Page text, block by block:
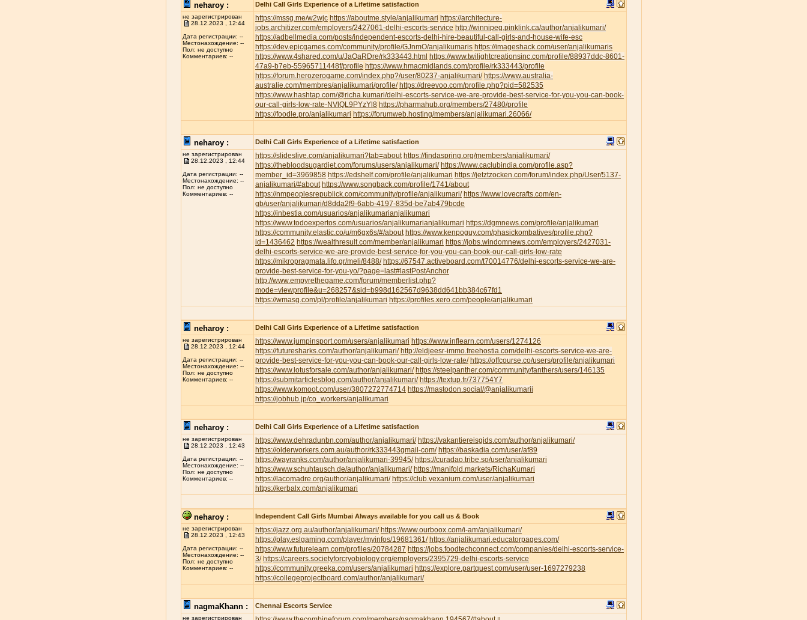
neharoy : Delhi Call Girls Experience of a Lifetime satisfaction
не зарегистрирован
28.12.2023 , 12:44
Дата регистрации: --
Местонахождение: --
Пол: не доступно
Комментариев: --
https://mssg.me/w2wjc https://aboutme.style/anjalikumari https://architecture-
jobs.architizer.com/employers/2427061-delhi-escorts-service http://winnipeg.pinklink.ca/author/anjalikumari/
https://adbellmedia.com/posts/independent-escorts-delhi-hire-beautiful-call-girls-and-house-wife-esc
https://dev.epicgames.com/community/profile/GJnmO/anjalikumaris https://imageshack.com/user/anjalikumaris
https://www.4shared.com/u/JaOaRDre/rk333443.html https://www.twilightcreationsinc.com/profile/88937ddc-8601-
47a9-b7eb-55965711448f/profile https://www.hmacmidlands.com/profile/rk333443/profile
https://forum.herozerogame.com/index.php?/user/80237-anjalikumari/ https://www.australia-
australie.com/membres/anjalikumari/profile/ https://dreevoo.com/profile.php?pid=582535
https://www.hashtap.com/@richa.kumari/delhi-escorts-service-we-are-provide-best-service-for-you-you-can-book-
our-call-girls-low-rate-NVlQL9PYzYl8 https://pharmahub.org/members/27480/profile
https://foodle.pro/anjalikumari https://forumweb.hosting/members/anjalikumari.26066/
neharoy : Delhi Call Girls Experience of a Lifetime satisfaction
не зарегистрирован
28.12.2023 , 12:44
Дата регистрации: --
Местонахождение: --
Пол: не доступно
Комментариев: --
https://slideslive.com/anjalikumari?tab=about https://findaspring.org/members/anjalikumari/
https://thebloodsugardiet.com/forums/users/anjalikumari/ https://www.caclubindia.com/profile.asp?
member_id=3969858 https://edshelf.com/profile/anjalikumari https://jetztzocken.com/forum/index.php/User/5137-
anjalikumari/#about https://www.songback.com/profile/1741/about
https://nmpeoplesrepublick.com/community/profile/anjalikumari/ https://www.lovecrafts.com/en-
gb/user/anjalikumari/d8dda2f9-6abb-4197-835d-be7ab479bcde
https://inbestia.com/usuarios/anjalikumarianjalikumari
https://www.todoexpertos.com/usuarios/anjalikumarianjalikumari https://dgmnews.com/profile/anjalikumari
https://community.elastic.co/u/m6gx6s/#/about https://www.kenpoguy.com/phasickombatives/profile.php?
id=1436462 https://wealthresult.com/member/anjalikumari https://jobs.windomnews.com/employers/2427031-
delhi-escorts-service-we-are-provide-best-service-for-you-you-can-book-our-call-girls-low-rate
https://mikropragmata.lifo.gr/meli/8488/ https://67547.activeboard.com/t70014776/delhi-escorts-service-we-are-
provide-best-service-for-you-yo/?page=last#lastPostAnchor
http://www.empyrethegame.com/forum/memberlist.php?
mode=viewprofile&u=268257&sid=b998d162567d9638dd641bb384c67fd1
https://wmasg.com/pl/profile/anjalikumari https://profiles.xero.com/people/anjalikumari
neharoy : Delhi Call Girls Experience of a Lifetime satisfaction
не зарегистрирован
28.12.2023 , 12:44
Дата регистрации: --
Местонахождение: --
Пол: не доступно
Комментариев: --
https://www.jumpinsport.com/users/anjalikumari https://www.inflearn.com/users/1274126
https://futuresharks.com/author/anjalikumari/ http://eldjeesr-immo.freehostia.com/delhi-escorts-service-we-are-
provide-best-service-for-you-you-can-book-our-call-girls-low-rate/ https://offcourse.co/users/profile/anjalikumari
https://www.lotusforsale.com/author/anjalikumari/ https://steelpanther.com/community/fanthers/users/146135
https://submitarticlesblog.com/author/anjalikumari/ https://textup.fr/737754Y7
https://www.komoot.com/user/3807272774714 https://mastodon.social/@anjalikumarii
https://jobhub.jp/co_workers/anjalikumari
neharoy : Delhi Call Girls Experience of a Lifetime satisfaction
не зарегистрирован
28.12.2023 , 12:43
Дата регистрации: --
Местонахождение: --
Пол: не доступно
Комментариев: --
https://www.dehradunbn.com/author/anjalikumari/ https://vakantiereisgids.com/author/anjalikumari/
https://olderworkers.com.au/author/rk333443gmail-com/ https://baskadia.com/user/af89
https://wayranks.com/author/anjalikumari-39945/ https://curadao.tribe.so/user/anjalikumari
https://www.schuhtausch.de/author/anjalikumari/ https://manifold.markets/RichaKumari
https://lacomadre.org/author/anjalikumari/ https://club.vexanium.com/user/anjalikumari
https://kerbalx.com/anjalikumari
neharoy : Independent Call Girls Mumbai Always available for you call us & Book
не зарегистрирован
28.12.2023 , 12:43
Дата регистрации: --
Местонахождение: --
Пол: не доступно
Комментариев: --
https://jazz.org.au/author/anjalikumari/ https://www.ourboox.com/i-am/anjalikumari/
https://play.eslgaming.com/player/myinfos/19681361/ https://anjalikumari.educatorpages.com/
https://www.futurelearn.com/profiles/20784287 https://jobs.foodtechconnect.com/companies/delhi-escorts-service-
3/ https://careers.societyforcryobiology.org/employers/2395729-delhi-escorts-service
https://community.greeka.com/users/anjalikumari https://explore.partquest.com/user/user-1697279238
https://collegeprojectboard.com/author/anjalikumari/
nagmaKhann : Chennai Escorts Service
не зарегистрирован